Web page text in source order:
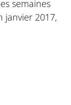
semaines
janvier 2017,